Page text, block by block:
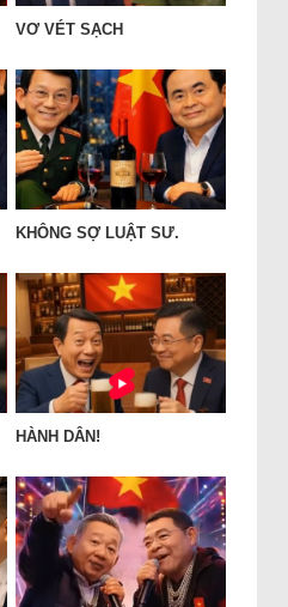
VƠ VÉT SẠCH
KHÔNG SỢ LUẬT SƯ.
HÀNH DÂN!